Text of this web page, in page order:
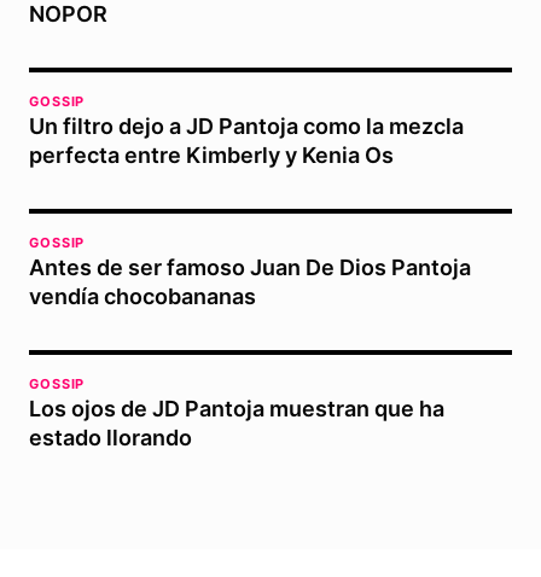
NOPOR
GOSSIP
Un filtro dejo a JD Pantoja como la mezcla
perfecta entre Kimberly y Kenia Os
GOSSIP
Antes de ser famoso Juan De Dios Pantoja
vendía chocobananas
GOSSIP
Los ojos de JD Pantoja muestran que ha
estado llorando